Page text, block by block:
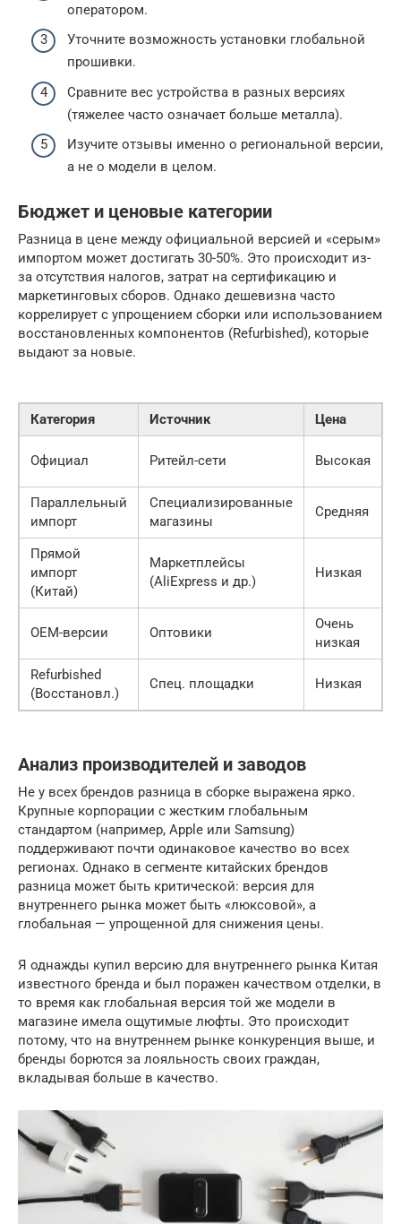
оператором.
Уточните возможность установки глобальной
прошивки.
Сравните вес устройства в разных версиях
(тяжелее часто означает больше металла).
Изучите отзывы именно о региональной версии,
а не о модели в целом.
Бюджет и ценовые категории
Разница в цене между официальной версией и «серым»
импортом может достигать 30-50%. Это происходит из-
за отсутствия налогов, затрат на сертификацию и
маркетинговых сборов. Однако дешевизна часто
коррелирует с упрощением сборки или использованием
восстановленных компонентов (Refurbished), которые
выдают за новые.
Категория Источник Цена
Официал Ритейл-сети Высокая
Параллельный
импорт
Специализированные
магазины
Средняя
Прямой
импорт
(Китай)
Маркетплейсы
(AliExpress и др.)
Низкая
OEM-версии Оптовики
Очень
низкая
Refurbished
(Восстановл.)
Спец. площадки Низкая
Анализ производителей и заводов
Не у всех брендов разница в сборке выражена ярко.
Крупные корпорации с жестким глобальным
стандартом (например, Apple или Samsung)
поддерживают почти одинаковое качество во всех
регионах. Однако в сегменте китайских брендов
разница может быть критической: версия для
внутреннего рынка может быть «люксовой», а
глобальная — упрощенной для снижения цены.
Я однажды купил версию для внутреннего рынка Китая
известного бренда и был поражен качеством отделки, в
то время как глобальная версия той же модели в
магазине имела ощутимые люфты. Это происходит
потому, что на внутреннем рынке конкуренция выше, и
бренды борются за лояльность своих граждан,
вкладывая больше в качество.